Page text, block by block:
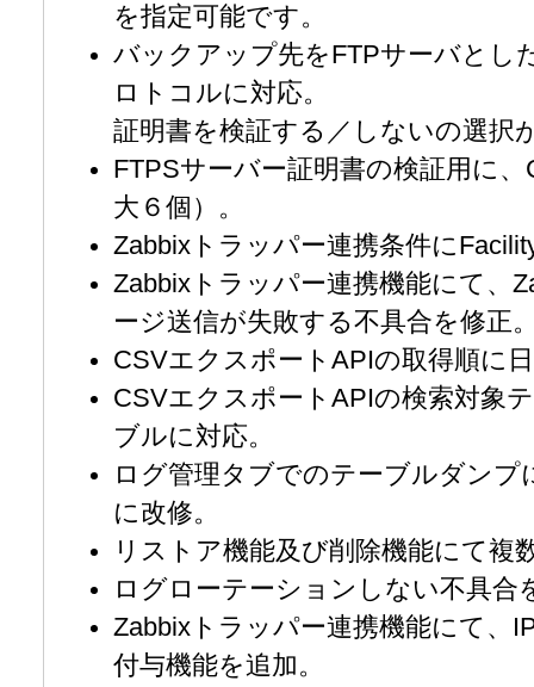
を指定可能です。
バックアップ先をFTPサーバとし
ロトコルに対応。
証明書を検証する／しないの選択
FTPSサーバー証明書の検証用に
大６個）。
Zabbixトラッパー連携条件に
Zabbixトラッパー連携機能にて、
ージ送信が失敗する不具合を修正
CSVエクスポートAPIの取得順に
CSVエクスポートAPIの検索対象
ブルに対応。
ログ管理タブでのテーブルダン
に改修。
リストア機能及び削除機能にて複
ログローテーションしない不具合
Zabbixトラッパー連携機能にて、
付与機能を追加。